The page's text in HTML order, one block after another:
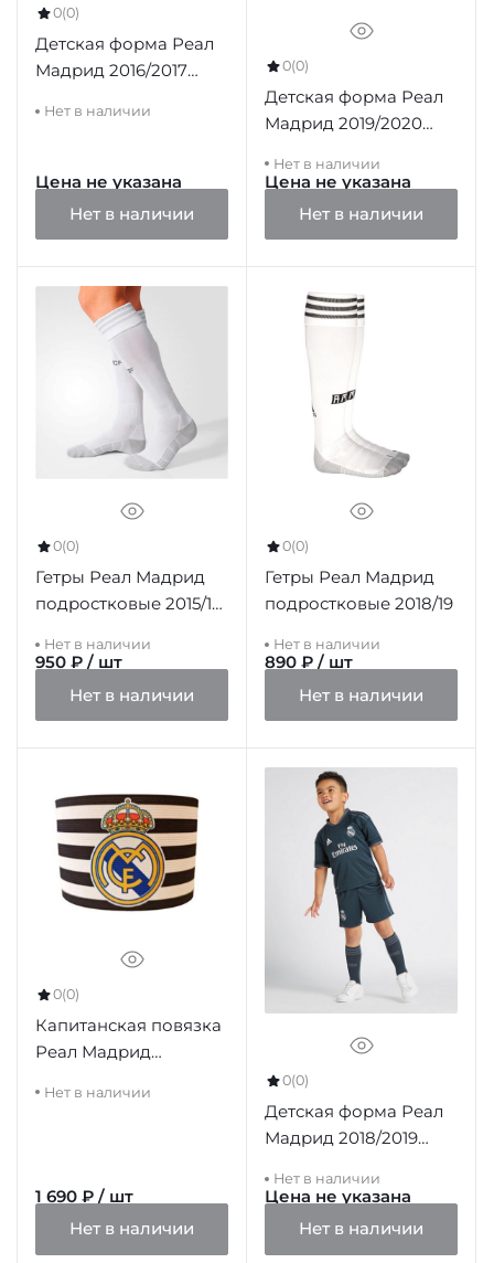
0(0)
Детская форма Реал
Мадрид 2016/2017
Нет в наличии
Цена не указана
Нет в наличии
0(0)
Детская форма Реал
Мадрид 2019/2020
Нет в наличии
Цена не указана
Нет в наличии
0(0)
Гетры Реал Мадрид
подростковые 2015/16
Нет в наличии
950 ₽ / шт
Нет в наличии
0(0)
Гетры Реал Мадрид
подростковые 2018/19
Нет в наличии
890 ₽ / шт
Нет в наличии
0(0)
Капитанская повязка
Реал Мадрид
Нет в наличии
1 690 ₽ / шт
Нет в наличии
0(0)
Детская форма Реал
Мадрид 2018/2019
Нет в наличии
Цена не указана
Нет в наличии